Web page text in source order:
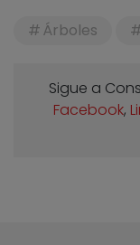
Árboles
Sigue a
Facebook,